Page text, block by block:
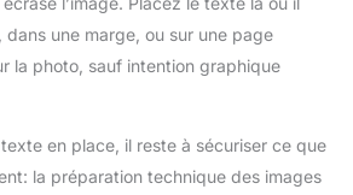
dans une marge, ou sur une page
la photo, sauf intention graphique
en place, il reste à sécuriser ce que
la préparation technique des images